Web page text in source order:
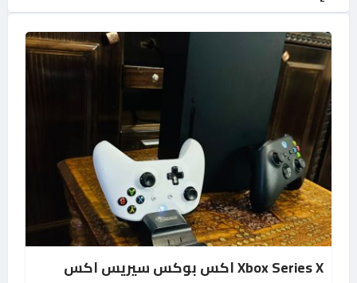
Xbox Series X اكس بوكس سيريس اكس